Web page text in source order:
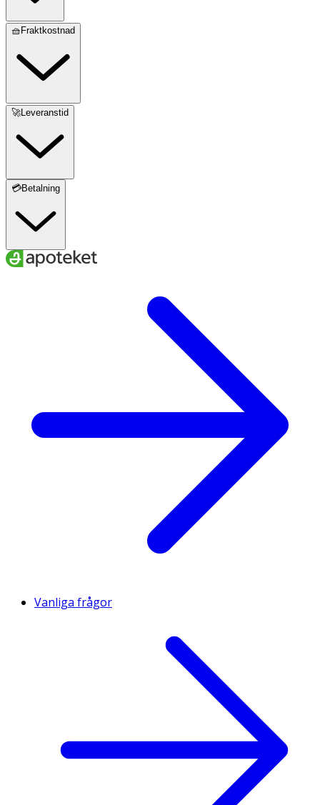
🧺Fraktkostnad
🚀Leveranstid
💳Betalning
Vanliga frågor